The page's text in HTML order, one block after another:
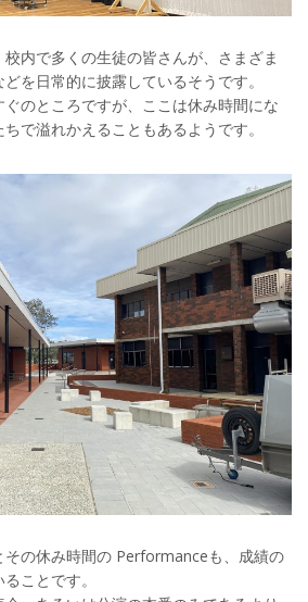
内で多くの生徒の皆さんが、さまざま
を日常的に披露しているそうです。
のところですが、ここは休み時間にな
で溢れかえることもあるようです。
その休み時間の Performanceも、成績の
ことです。